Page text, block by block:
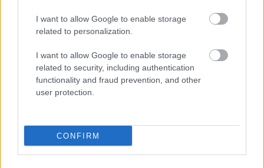
I want to allow Google to enable storage
related to personalization.
I want to allow Google to enable storage
related to security, including authentication
functionality and fraud prevention, and other
user protection.
CONFIRM
álcázva magát. A Facebook biztonsági csapata azóta
folyamatosan dolgozott a károk enyhítésén, illetve a
eredményekénta féreg 9 hónapja eltűnt a
Facebookról, de más közösségi oldalakon továbbra
is aktív maradt.
Mivel a legújabb Hacktiont még nem látom TeCsőn,
nézzétek ezt (thx detritus!):